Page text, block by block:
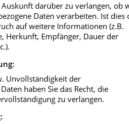
Auskunft darüber zu verlangen, ob
Daten verarbeiten. Ist dies
auf weitere Informationen (z.B.
Herkunft, Empfänger, Dauer der
:
Unvollständigkeit der
haben Sie das Recht, die
zu verlangen.
: